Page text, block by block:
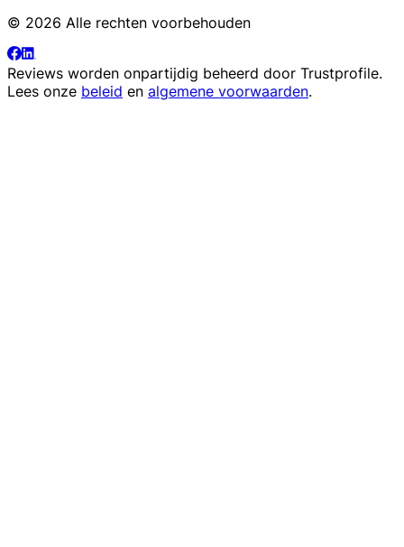
© 2026 Alle rechten voorbehouden
Reviews worden onpartijdig beheerd door Trustprofile.
Lees onze beleid en algemene voorwaarden.